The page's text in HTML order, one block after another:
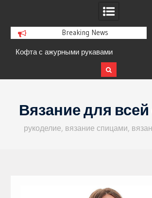
Breaking News
рукавами Кофточка с
contentВязание для
рукоделие, вязание спицами,